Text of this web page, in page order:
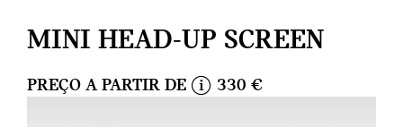
MINI HEAD-UP SCREEN
PREÇO A PARTIR DE 330 €